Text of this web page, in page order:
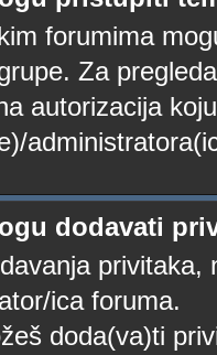
forumima
Za
autorizacija
dodavati
ica foruma.
doda(va)ti